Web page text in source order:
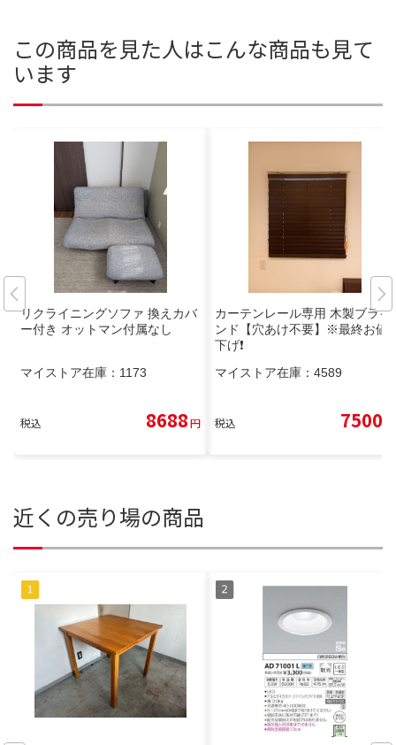
この商品を見た人はこんな商品も見て
います
リクライニングソファ 換えカバ
ー付き オットマン付属なし
マイストア在庫： 1173
税込 8688円
カーテンレール専用 木製ブライ
ンド【穴あけ不要】※最終お値
下げ❗
マイストア在庫： 4589
税込 7500
近くの売り場の商品